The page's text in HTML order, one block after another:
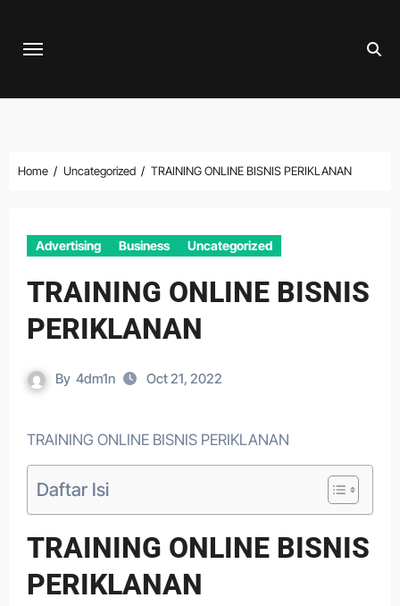
Home Uncategorized TRAINING ONLINE BISNIS PERIKLANAN
Advertising Business Uncategorized
TRAINING ONLINE BISNIS
PERIKLANAN
By 4dm1n Oct 21, 2022
TRAINING ONLINE BISNIS PERIKLANAN
Daftar Isi
TRAINING ONLINE BISNIS
PERIKLANAN